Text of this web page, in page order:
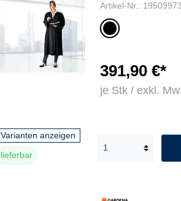
Artikel-Nr.:
sc
hw
z
391,90 €*
je Stk / exkl.
Varianten anzeigen
lieferbar